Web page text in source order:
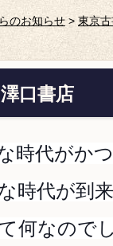
のお知らせ> 東京
口書店
時代がか
時代が到
何なので